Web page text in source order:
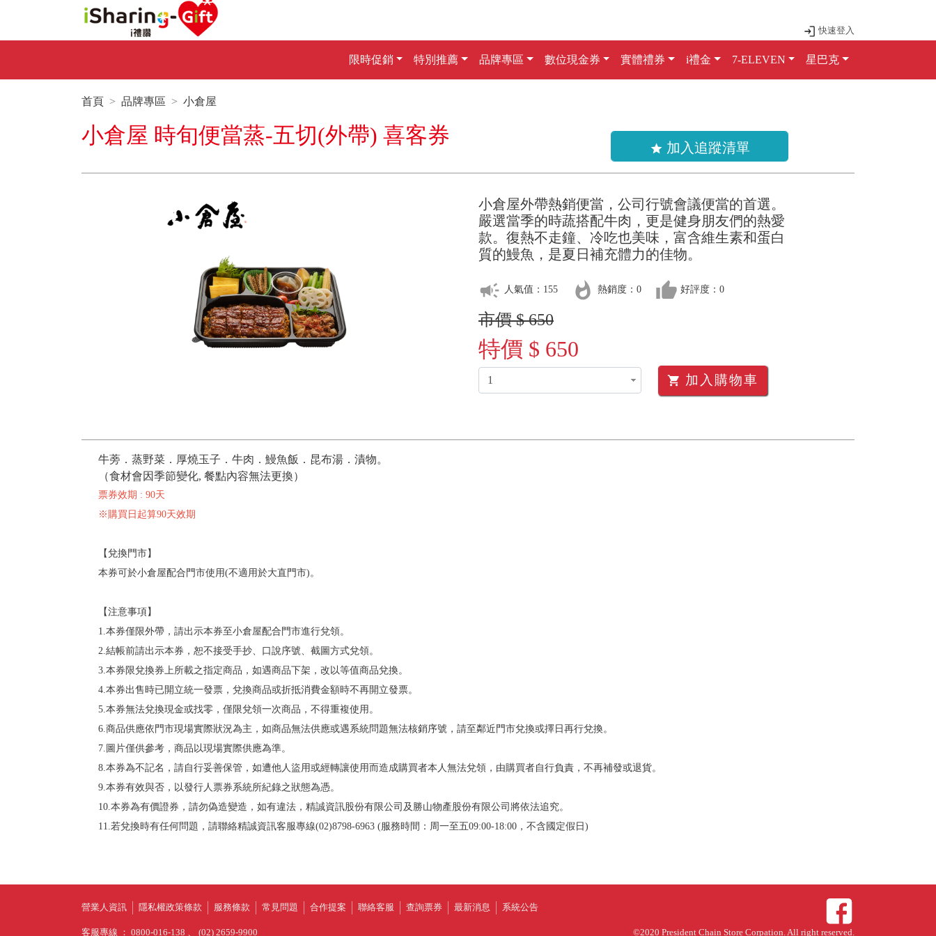
快速登入
限時促銷 特別推薦 品牌專區 數位現金券 實體禮券 i禮金 7-ELEVEN 星巴克
首頁 品牌專區 小倉屋
小倉屋 時旬便當蒸-五切(外帶) 喜客券
star 加入追蹤清單
小倉屋外帶熱銷便當，公司行號會議便當的首選。
嚴選當季的時蔬搭配牛肉，更是健身朋友們的熱愛
款。復熱不走鐘、冷吃也美味，富含維生素和蛋白
質的鰻魚，是夏日補充體力的佳物。
campaign 人氣值：155 whatshot 熱銷度：0 thumb_up 好評度：0
市價 $ 650
特價 $ 650
shopping_cart 加入購物車
牛蒡．蒸野菜．厚燒玉子．牛肉．鰻魚飯．昆布湯．漬物。
（食材會因季節變化, 餐點內容無法更換）
票券效期 : 90天
※購買日起算90天效期
【兌換門市】
本券可於小倉屋配合門市使用(不適用於大直門市)。
【注意事項】
1.本券僅限外帶，請出示本券至小倉屋配合門市進行兌領。
2.結帳前請出示本券，恕不接受手抄、口說序號、截圖方式兌領。
3.本券限兌換券上所載之指定商品，如遇商品下架，改以等值商品兌換。
4.本券出售時已開立統一發票，兌換商品或折抵消費金額時不再開立發票。
5.本券無法兌換現金或找零，僅限兌領一次商品，不得重複使用。
6.商品供應依門市現場實際狀況為主，如商品無法供應或遇系統問題無法核銷序號，請至鄰近門市兌換或擇日再行兌換。
7.圖片僅供參考，商品以現場實際供應為準。
8.本券為不記名，請自行妥善保管，如遭他人盜用或經轉讓使用而造成購買者本人無法兌領，由購買者自行負責，不再補發或退貨。
9.本券有效與否，以發行人票券系統所紀錄之狀態為憑。
10.本券為有價證券，請勿偽造變造，如有違法，精誠資訊股份有限公司及勝山物產股份有限公司將依法追究。
11.若兌換時有任何問題，請聯絡精誠資訊客服專線(02)8798-6963 (服務時間：周一至五09:00-18:00，不含國定假日)
營業人資訊 隱私權政策條款 服務條款 常見問題 合作提案 聯絡客服 查詢票券 最新消息 系統公告
客服專線 ： 0800-016-138 、 (02) 2659-9900 ©2020 President Chain Store Corpation. All right reserved.